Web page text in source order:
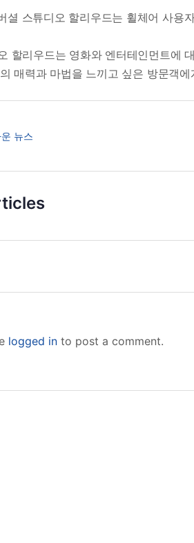
셜 스튜디오 할리우드는 휠체어 사용
할리우드는 영화와 엔터테인먼트에
매력과 마법을 느끼고 싶은 방문객
뉴스
logged in to post a comment.